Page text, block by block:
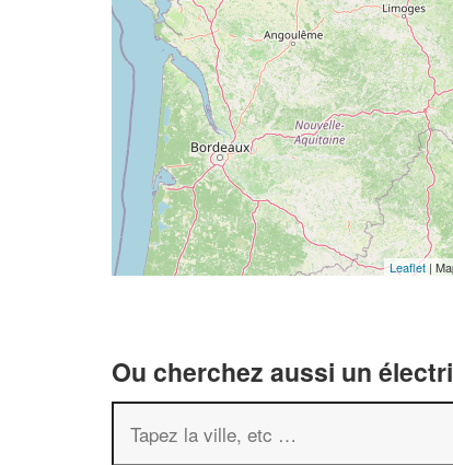
Leaflet |
Ou cherchez aussi un